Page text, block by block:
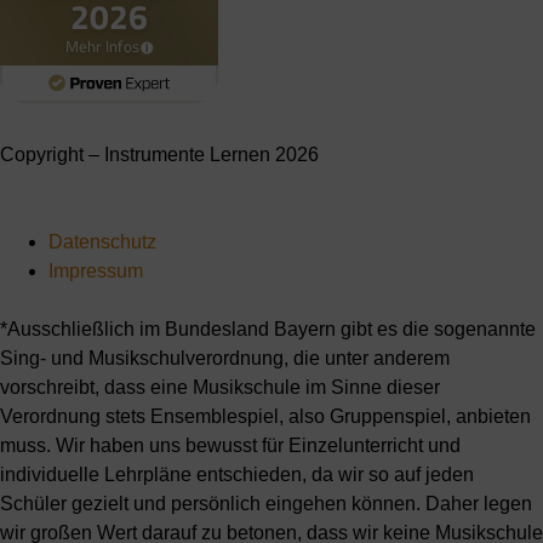
Copyright – Instrumente Lernen 2026
Datenschutz
Impressum
*Ausschließlich im Bundesland Bayern gibt es die sogenannte
Sing- und Musikschulverordnung, die unter anderem
vorschreibt, dass eine Musikschule im Sinne dieser
Verordnung stets Ensemblespiel, also Gruppenspiel, anbieten
muss. Wir haben uns bewusst für Einzelunterricht und
individuelle Lehrpläne entschieden, da wir so auf jeden
Schüler gezielt und persönlich eingehen können. Daher legen
wir großen Wert darauf zu betonen, dass wir keine Musikschule